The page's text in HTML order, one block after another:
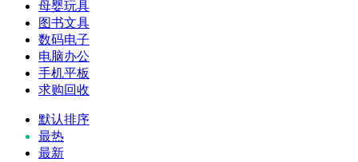
母婴玩具
图书文具
数码电子
电脑办公
手机平板
求购回收
默认排序
最热
最新